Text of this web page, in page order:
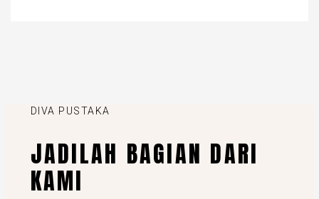
DIVA PUSTAKA
JADILAH BAGIAN DARI
KAMI